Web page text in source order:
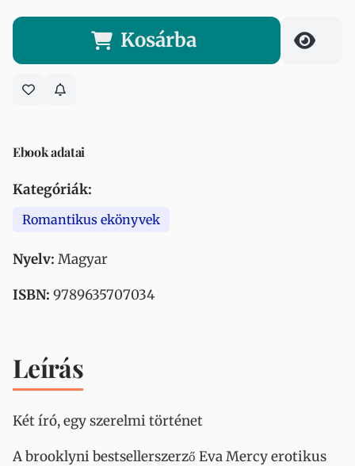
Kosárba
Ebook adatai
Kategóriák:
Romantikus ekönyvek
Nyelv: Magyar
ISBN: 9789635707034
Leírás
Két író, egy szerelmi történet
A brooklyni bestsellerszerző Eva Mercy erotikus